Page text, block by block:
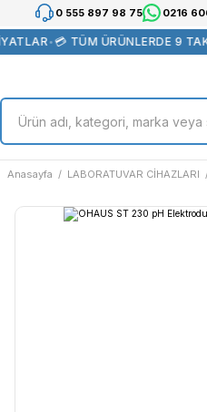
0 555 897 98 75 0216
•💳 TÜM ÜRÜNLERDE 9
Anasayfa LABORATUVAR CİHAZLARI